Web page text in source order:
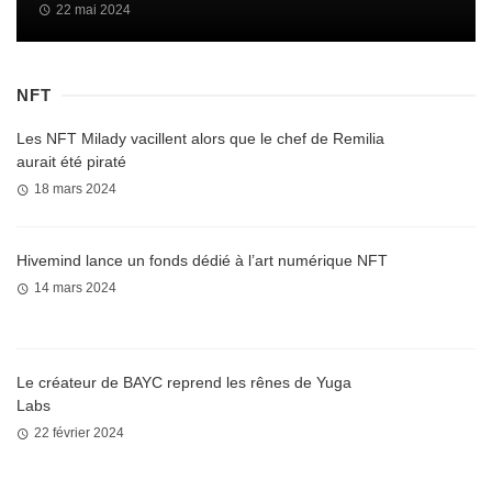
22 mai 2024
NFT
Les NFT Milady vacillent alors que le chef de Remilia
aurait été piraté
18 mars 2024
Hivemind lance un fonds dédié à l’art numérique NFT
14 mars 2024
Le créateur de BAYC reprend les rênes de Yuga
Labs
22 février 2024